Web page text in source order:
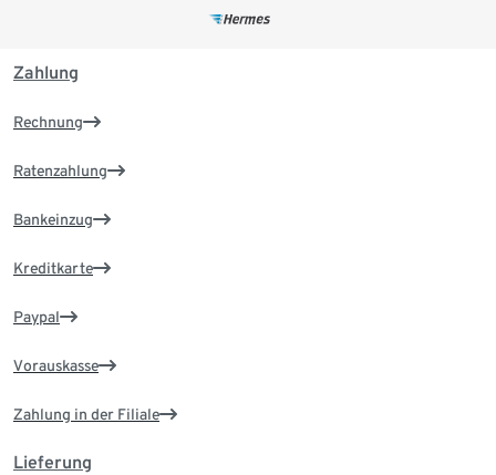
Zahlung
Rechnung
Ratenzahlung
Bankeinzug
Kreditkarte
Paypal
Vorauskasse
Zahlung in der Filiale
Lieferung